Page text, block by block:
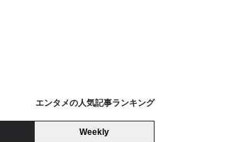
エンタメの人気記事ランキング
Weekly